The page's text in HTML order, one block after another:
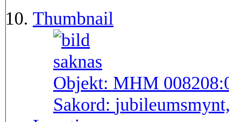
Thumbnail
Objekt: MHM
Sakord: